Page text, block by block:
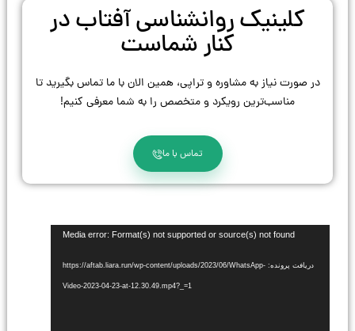
کلینیک روانشناسی آفتاب در
کنار شماست
در صورت نیاز به مشاوره و تراپی، همین الان با ما تماس بگیرید تا
مناسب‌ترین رویکرد و متخصص را به شما معرفی کنیم!
تماس با ما
Media error: Format(s) not supported or source(s) not found
دریافت پرونده: https://aftab.liara.run/wp-content/uploads/2023/06/WhatsApp-
Video-2023-04-23-at-12.30.49.mp4?_=1